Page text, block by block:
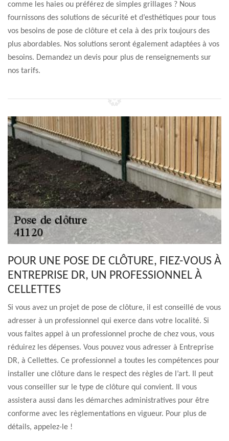
comme les haies ou préférez de simples grillages ? Nous
fournissons des solutions de sécurité et d’esthétiques pour tous
vos besoins de pose de clôture et cela à des prix toujours des
plus abordables. Nos solutions seront également adaptées à vos
besoins. Demandez un devis pour plus de renseignements sur
nos tarifs.
POUR UNE POSE DE CLÔTURE, FIEZ-VOUS À
ENTREPRISE DR, UN PROFESSIONNEL À
CELLETTES
Si vous avez un projet de pose de clôture, il est conseillé de vous
adresser à un professionnel qui exerce dans votre localité. Si
vous faites appel à un professionnel proche de chez vous, vous
réduirez les dépenses. Vous pouvez vous adresser à Entreprise
DR, à Cellettes. Ce professionnel a toutes les compétences pour
installer une clôture dans le respect des règles de l’art. Il peut
vous conseiller sur le type de clôture qui convient. Il vous
assistera aussi dans les démarches administratives pour être
conforme avec les règlementations en vigueur. Pour plus de
détails, appelez-le !